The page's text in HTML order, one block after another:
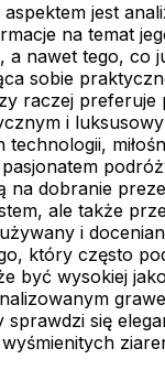
jest
na temat
a nawet tego, co
sobie
raczej preferuje
i
na dobranie
ale także
i
który często
być wysokiej
sprawdzi się